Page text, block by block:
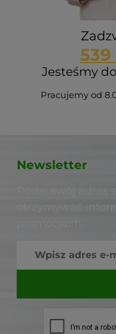
Jesteśmy
Pracujemy od
Newsletter
Podaj swój adres
otrzymywać